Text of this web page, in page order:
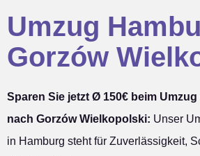
Umzug
Gorzów
Sparen Sie jetzt Ø 150€ beim
nach Gorzów Wielkopolski: Unser
in Hamburg steht für Zuverlässigkeit,